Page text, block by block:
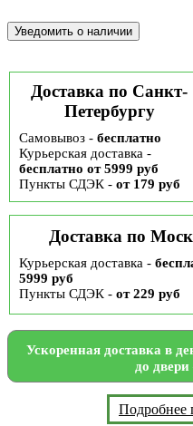
Доставка по Санкт-
Петербургу
Самовывоз - бесплатно
Курьерская доставка -
бесплатно от 5999 руб
Пункты СДЭК - от 179 руб
Доставка по
Курьерская доставка -
5999 руб
Пункты СДЭК - от 229 руб
Ускоренная доставка в
до двери
Подробнее